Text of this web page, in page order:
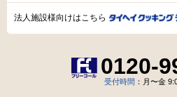
法人施設様向けはこちら
0120-
受付時間 ：月〜金